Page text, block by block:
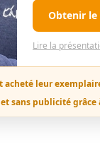
Obtenir
Lire la
acheté leur
sans publicité grâce